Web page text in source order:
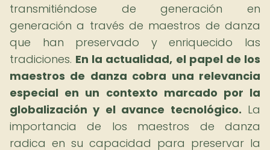
transmitiéndose de generación en
generación a través de maestros de danza
que han preservado y enriquecido las
tradiciones. En la actualidad, el papel de los
maestros de danza cobra una relevancia
especial en un contexto marcado por la
globalización y el avance tecnológico. La
importancia de los maestros de danza
radica en su capacidad para preservar la